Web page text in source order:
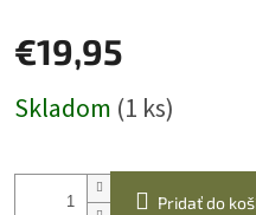
€19,95
cena:
Skladom (1 ks)
Pridať do